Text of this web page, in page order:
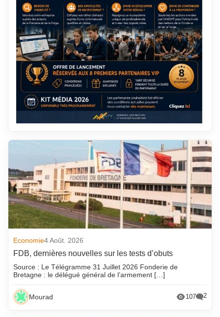
Economie4 Août. 2026
FDB, dernières nouvelles sur les tests d’obuts
Source : Le Télégramme 31 Juillet 2026 Fonderie de
Bretagne : le délégué général de l’armement […]
Mourad 107 2